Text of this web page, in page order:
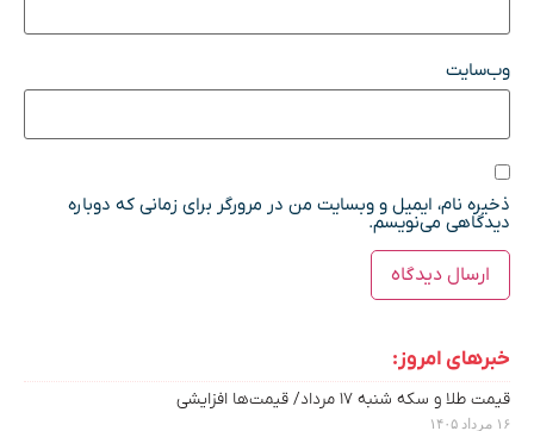
وب‌سایت
ذخیره نام، ایمیل و وبسایت من در مرورگر برای زمانی که دوباره
دیدگاهی می‌نویسم.
خبرهای امروز:
قیمت طلا و سکه شنبه ۱۷ مرداد/ قیمت‌ها افزایشی
۱۶ مرداد ۱۴۰۵